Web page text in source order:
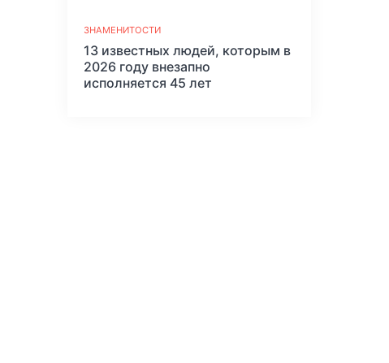
ЗНАМЕНИТОСТИ
13 известных людей, которым в
2026 году внезапно
исполняется 45 лет